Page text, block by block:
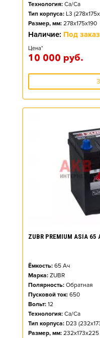
Технология: Ca/Ca
Тип корпуса: L3
Размер, мм: 278x175x190
Наличие: Под заказ
Цена*
10 000 руб.
ZUBR PREMIUM ASIA
Ёмкость: 65 Ач
Марка: ZUBR
Полярность: Обратная
Пусковой ток: 650
Вольт: 12
Технология: Ca/Ca
Тип корпуса: D23
Размер, мм: 232x173x225